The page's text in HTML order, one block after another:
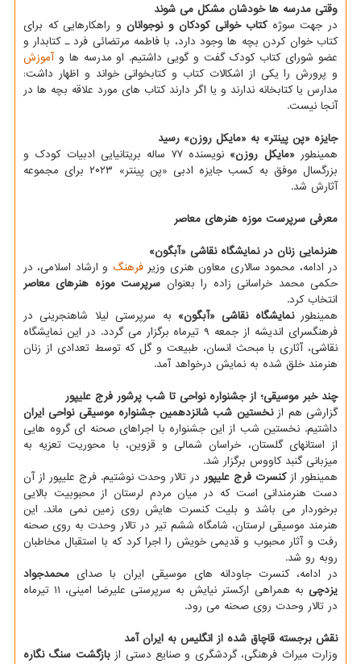
وقتی مدرسه ها خودشان مشکل می شوند
در جهت سوژهکتاب خوانی کودکان و نوجوانانو راهکارهایی که برای
کتاب خوان کردن بچه ها وجود دارد، با فاطمه مرتضائی فرد ـ کتابدار و
عضو شورای کتاب کودک گفت و گویی داشتیم. او مدرسه ها وآموزش
و پرورش را یکی از اشکالات کتاب و کتابخوانی خواند و اظهار داشت:
مدارس یا کتابخانه ندارند و یا اگر دارند کتاب های مورد علاقه بچه ها در
آنجا نیست.
جایزه «پن پینتر» به «مایکل روزن» رسید
همینطور«مایکل روزن»
نویسنده ۷۷ ساله بریتانیایی ادبیات کودک و
بزرگسال موفق به کسب جایزه ادبی «پن پینتر» ۲۰۲۳ برای مجموعه
آثارش شد.
معرفی سرپرست موزه هنرهای معاصر
هنرنمایی زنان در نمایشگاه نقاشی «آبگون»
در ادامه، محمود سالاری معاون هنری وزیرفرهنگ و ارشاد اسلامی، در
حکمی محمد خراسانی زاده را بعنوان سرپرست موزه هنرهای معاصر
انتخاب کرد.
همینطورنمایشگاه نقاشی «آبگون» به سرپرستی لیلا شاهنجرینی در
فرهنگسرای اندیشه از جمعه ۹ تیرماه برگزار می گردد. در این نمایشگاه
نقاشی، آثاری با مبحث انسان، طبیعت و گل که توسط تعدادی از زنان
هنرمند خلق شده به نمایش درخواهد آمد.
چند خبر موسیقی؛ از جشنواره نواحی تا شب پرشور فرج علیپور
گزارشی هم ازنخستین شب شانزدهمین جشنواره موسیقی نواحی ایران
داشتیم. نخستین شب از این جشنواره با اجراهای صحنه ای گروه هایی
از استانهای گلستان، خراسان شمالی و قزوین، با محوریت تعزیه به
میزبانی گنبد کاووس برگزار شد.
همینطور ازکنسرت فرج علیپور در تالار وحدت نوشتیم. فرج علیپور از آن
دست هنرمندانی است که در میان مردم لرستان از محبوبیت بالایی
برخوردار می باشد و بلیت کنسرت هایش روی زمین نمی ماند. این
هنرمند موسیقی لرستان، شامگاه ششم تیر در تالار وحدت به روی صحنه
رفت و آثار محبوب و قدیمی خویش را اجرا کرد که با استقبال مخاطبان
روبه رو شد.
در ادامه، کنسرت جاودانه های موسیقی ایران با صدای محمدجواد
یزدچی
به همراهی ارکستر نیایش به سرپرستی علیرضا امینی، ۱۱ تیرماه
در تالار وحدت روی صحنه می رود.
نقش برجسته قاچاق شده از انگلیس به ایران آمد
وزارت میراث فرهنگی، گردشگری و صنایع دستی ازبازگشت سنگ نگاره